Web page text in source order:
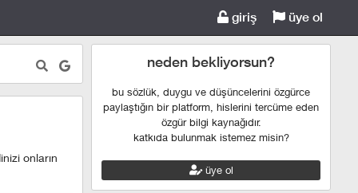
giriş üye ol
onların
neden bekliyorsun?
bu sözlük, duygu ve düşüncelerini özgürce
paylaştığın bir platform, hislerini tercüme eden
özgür bilgi kaynağıdır.
katkıda bulunmak istemez misin?
üye ol